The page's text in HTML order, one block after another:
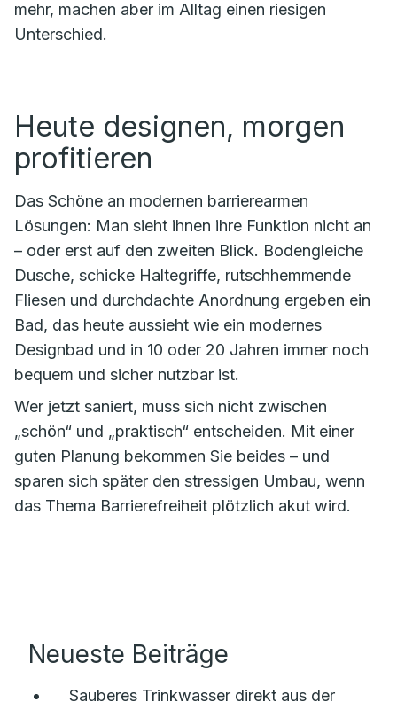
mehr, machen aber im Alltag einen riesigen
Unterschied.
Heute designen, morgen
profitieren
Das Schöne an modernen barrierearmen
Lösungen: Man sieht ihnen ihre Funktion nicht an
– oder erst auf den zweiten Blick. Bodengleiche
Dusche, schicke Haltegriffe, rutschhemmende
Fliesen und durchdachte Anordnung ergeben ein
Bad, das heute aussieht wie ein modernes
Designbad und in 10 oder 20 Jahren immer noch
bequem und sicher nutzbar ist.
Wer jetzt saniert, muss sich nicht zwischen
„schön“ und „praktisch“ entscheiden. Mit einer
guten Planung bekommen Sie beides – und
sparen sich später den stressigen Umbau, wenn
das Thema Barrierefreiheit plötzlich akut wird.
Neueste Beiträge
Sauberes Trinkwasser direkt aus der